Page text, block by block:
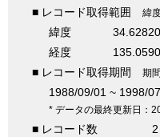
■ レコード取得範囲 緯
緯度
経度
■ レコード取得期間
期
1988/09/01 ~ 1998/
* データの最終更新日：
■ レコード数